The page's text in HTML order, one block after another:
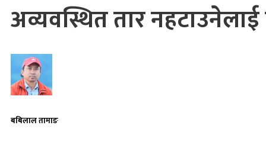
अव्यवस्थित तार नहटाउनेलाई
बबिलाल तामाङ